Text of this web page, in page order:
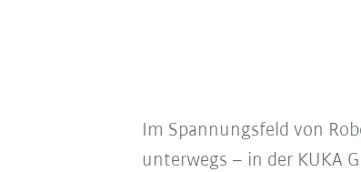
Im Spannungsfeld von
unterwegs – in der KUKA